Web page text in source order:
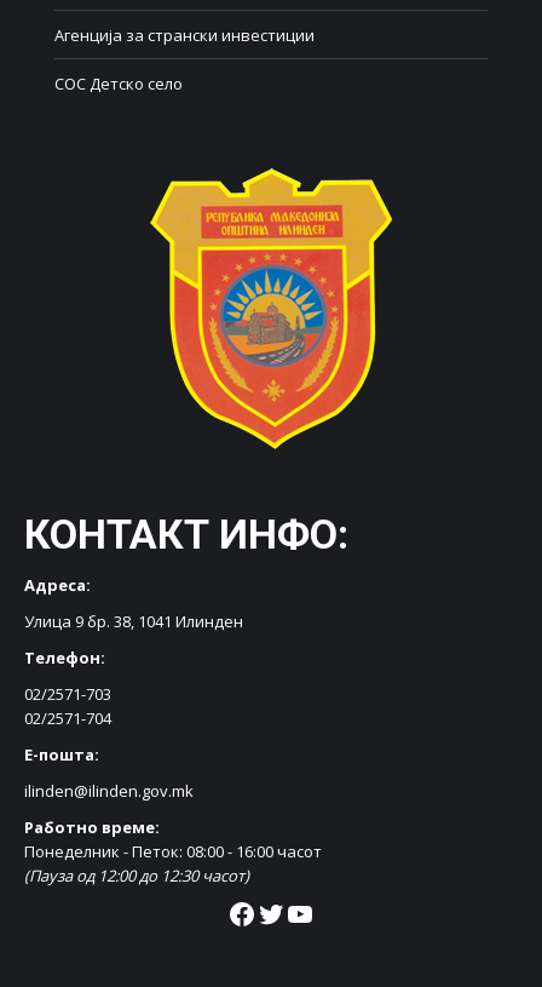
Агенција за странски инвестиции
СОС Детско село
КОНТАКТ ИНФО:
Адреса:
Улица 9 бр. 38, 1041 Илинден
Телефон:
02/2571-703
02/2571-704
Е-пошта:
ilinden@ilinden.gov.mk
Работно време:
Понеделник - Петок: 08:00 - 16:00 часот
(Пауза од 12:00 до 12:30 часот)
Facebook Twitter YouTube